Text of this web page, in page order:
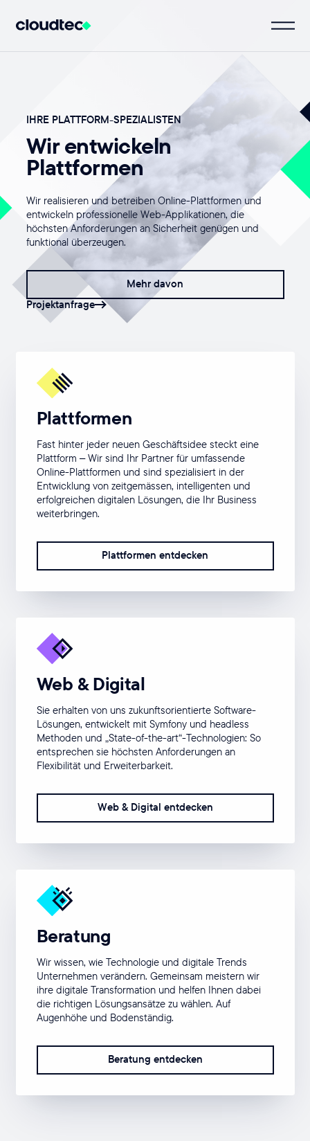
IHRE PLATTFORM-SPEZIALISTEN
Wir entwickeln
Plattformen
Wir realisieren und betreiben Online-Plattformen und
entwickeln professionelle Web-Applikationen, die
höchsten Anforderungen an Sicherheit genügen und
funktional überzeugen.
Mehr davon
Projektanfrage
Plattformen
Fast hinter jeder neuen Geschäftsidee steckt eine
Plattform – Wir sind Ihr Partner für umfassende
Online-Plattformen und sind spezialisiert in der
Entwicklung von zeitgemässen, intelligenten und
erfolgreichen digitalen Lösungen, die Ihr Business
weiterbringen.
Plattformen entdecken
Web & Digital
Sie erhalten von uns zukunftsorientierte Software-
Lösungen, entwickelt mit Symfony und headless
Methoden und „State-of-the-art“-Technologien: So
entsprechen sie höchsten Anforderungen an
Flexibilität und Erweiterbarkeit.
Web & Digital entdecken
Beratung
Wir wissen, wie Technologie und digitale Trends
Unternehmen verändern. Gemeinsam meistern wir
ihre digitale Transformation und helfen Ihnen dabei
die richtigen Lösungsansätze zu wählen. Auf
Augenhöhe und Bodenständig.
Beratung entdecken